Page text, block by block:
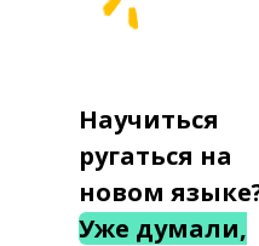
Научиться
ругаться на
новом
Уже думали,